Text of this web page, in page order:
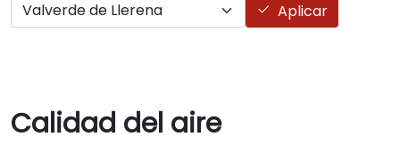
Aplicar
Calidad del aire